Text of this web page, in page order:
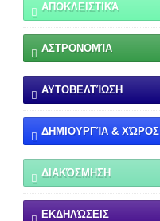
ΑΠΟΚΛΕΙΣΤΙΚΆ
ΑΣΤΡΟΝΟΜΊΑ
ΑΥΤΟΒΕΛΤΊΩΣΗ
ΔΗΜΙΟΥΡΓΊΑ & ΧΏΡΟΣ
ΔΙΑΚΌΣΜΗΣΗ
ΕΚΔΗΛΏΣΕΙΣ